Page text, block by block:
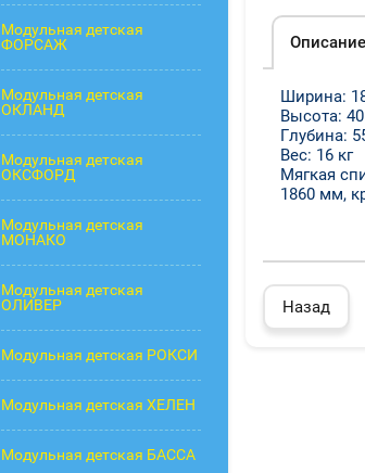
Модульная детская
ФОРСАЖ
Модульная детская
ОКЛАНД
Модульная детская
ОКСФОРД
Модульная детская
МОНАКО
Модульная детская
ОЛИВЕР
Модульная детская РОКСИ
Модульная детская ХЕЛЕН
Модульная детская БАССА
Описание
Ширина:
Высота:
Глубина:
Вес: 16 кг
Мягкая
1860 мм,
Назад